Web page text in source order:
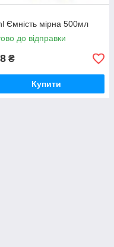
Ємність мірна 500мл
до відправки
₴
Купити